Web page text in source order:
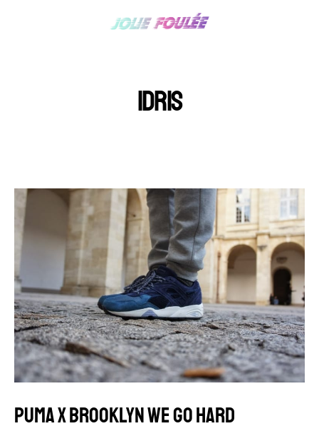
IDRIS
PUMA X BROOKLYN WE GO HARD